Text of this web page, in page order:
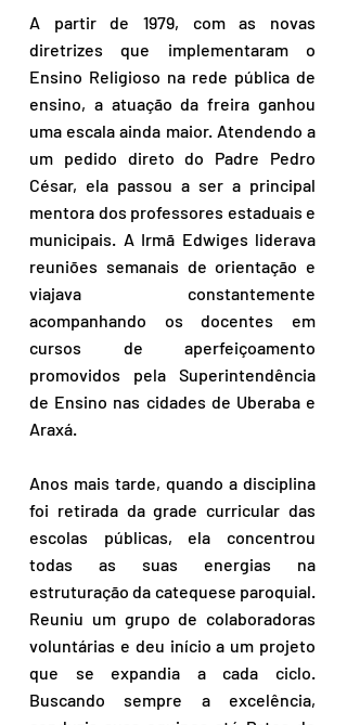
A partir de 1979, com as novas
diretrizes que implementaram o
Ensino Religioso na rede pública de
ensino, a atuação da freira ganhou
uma escala ainda maior. Atendendo a
um pedido direto do Padre Pedro
César, ela passou a ser a principal
mentora dos professores estaduais e
municipais. A Irmã Edwiges liderava
reuniões semanais de orientação e
viajava constantemente
acompanhando os docentes em
cursos de aperfeiçoamento
promovidos pela Superintendência
de Ensino nas cidades de Uberaba e
Araxá.
Anos mais tarde, quando a disciplina
foi retirada da grade curricular das
escolas públicas, ela concentrou
todas as suas energias na
estruturação da catequese paroquial.
Reuniu um grupo de colaboradoras
voluntárias e deu início a um projeto
que se expandia a cada ciclo.
Buscando sempre a excelência,